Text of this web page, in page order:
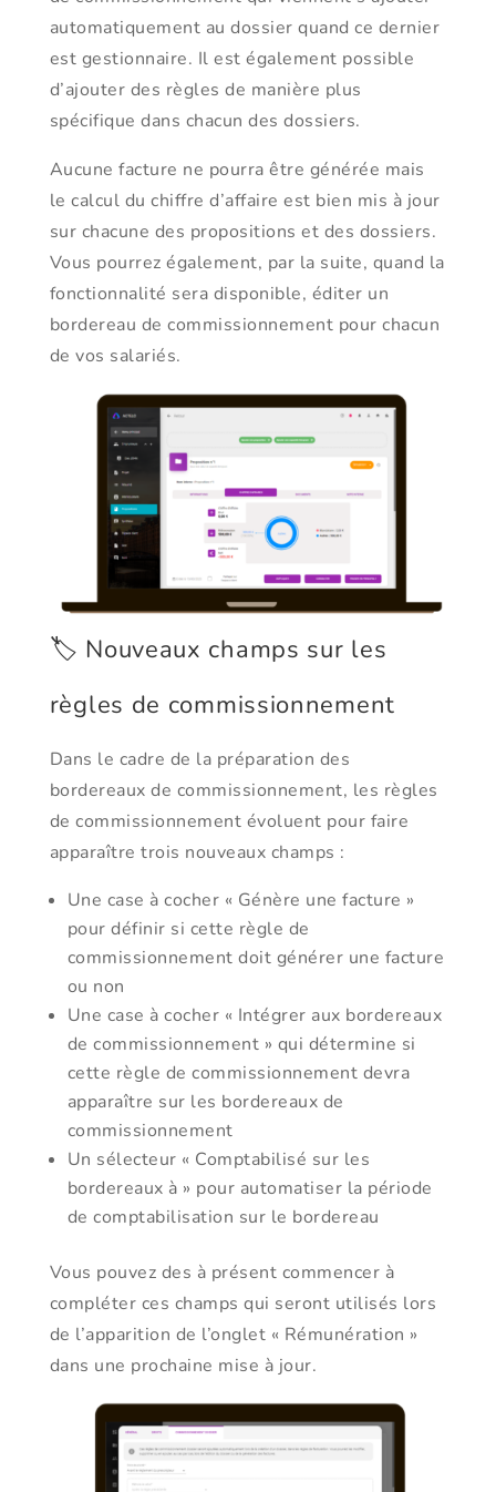
automatiquement au dossier quand ce dernier
est gestionnaire. Il est également possible
d’ajouter des règles de manière plus
spécifique dans chacun des dossiers.
Aucune facture ne pourra être générée mais
le calcul du chiffre d’affaire est bien mis à jour
sur chacune des propositions et des dossiers.
Vous pourrez également, par la suite, quand la
fonctionnalité sera disponible, éditer un
bordereau de commissionnement pour chacun
de vos salariés.
🏷️ Nouveaux champs sur les
règles de commissionnement
Dans le cadre de la préparation des
bordereaux de commissionnement, les règles
de commissionnement évoluent pour faire
apparaître trois nouveaux champs :
Une case à cocher « Génère une facture »
pour définir si cette règle de
commissionnement doit générer une facture
ou non
Une case à cocher « Intégrer aux bordereaux
de commissionnement » qui détermine si
cette règle de commissionnement devra
apparaître sur les bordereaux de
commissionnement
Un sélecteur « Comptabilisé sur les
bordereaux à » pour automatiser la période
de comptabilisation sur le bordereau
Vous pouvez des à présent commencer à
compléter ces champs qui seront utilisés lors
de l’apparition de l’onglet « Rémunération »
dans une prochaine mise à jour.